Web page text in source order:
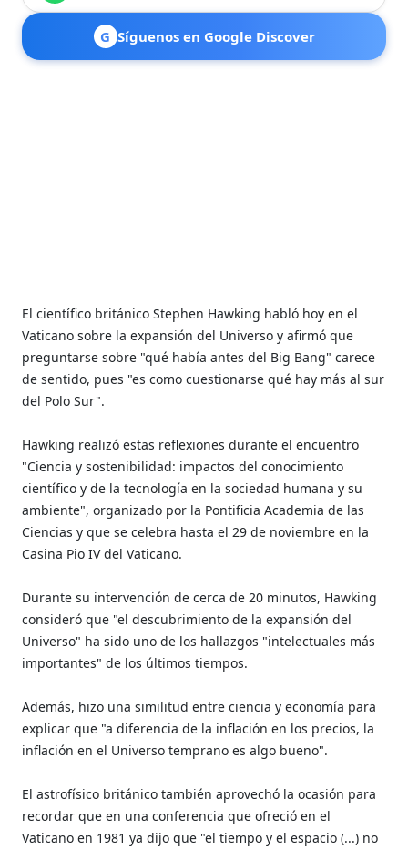
G Síguenos en Google Discover
El científico británico Stephen Hawking habló hoy en el
Vaticano sobre la expansión del Universo y afirmó que
preguntarse sobre "qué había antes del Big Bang" carece
de sentido, pues "es como cuestionarse qué hay más al sur
del Polo Sur".
Hawking realizó estas reflexiones durante el encuentro
"Ciencia y sostenibilidad: impactos del conocimiento
científico y de la tecnología en la sociedad humana y su
ambiente", organizado por la Pontificia Academia de las
Ciencias y que se celebra hasta el 29 de noviembre en la
Casina Pio IV del Vaticano.
Durante su intervención de cerca de 20 minutos, Hawking
consideró que "el descubrimiento de la expansión del
Universo" ha sido uno de los hallazgos "intelectuales más
importantes" de los últimos tiempos.
Además, hizo una similitud entre ciencia y economía para
explicar que "a diferencia de la inflación en los precios, la
inflación en el Universo temprano es algo bueno".
El astrofísico británico también aprovechó la ocasión para
recordar que en una conferencia que ofreció en el
Vaticano en 1981 ya dijo que "el tiempo y el espacio (...) no